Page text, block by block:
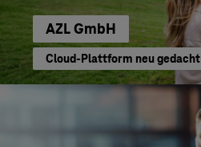
AZL GmbH
Cloud-Plattform neu gedacht